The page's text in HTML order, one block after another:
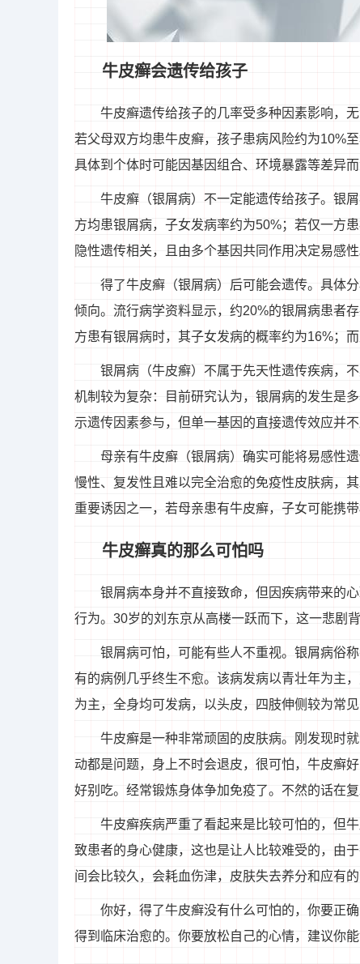
牛皮癣会遗传给孩子
牛皮癣遗传给孩子的几率受多种因素影响，
若父母双方均患牛皮癣，孩子患病风险约为10%
具体到个体时可能因基因组合、环境暴露等差异而
牛皮癣（银屑病）不一定能遗传给孩子。银
方均患银屑病，子女发病率约为50%；若仅一方
隐性遗传相关，且由多个基因共同作用决定易感
得了牛皮癣（银屑病）后可能会遗传。具体
倾向。流行病学资料显示，约20%的银屑病患者
方患有银屑病时，其子女发病的概率约为16%；
银屑病（牛皮癣）不属于先天性遗传疾病，
机制较为复杂：目前研究认为，银屑病的发生是
示遗传因素参与，但单一基因的直接遗传效应并不
母亲有牛皮癣（银屑病）确实可能将易感性
慢性、复发性且难以完全治愈的免疫性皮肤病，
重要诱因之一，若母亲患有牛皮癣，子女可能携
牛皮癣真的那么可怕吗
银屑病本身并不直接致命，但因疾病带来的
行为。30岁的刘东京从高楼一跃而下，这一悲剧
银屑病可怕，可能有些人不重视。银屑病俗
有的病例几乎终生不愈。该病发病以青壮年为主
为主，全身均可发病，以头皮，四肢伸侧较为常见
牛皮癣是一种非常顽固的皮肤病。刚发现时
动都是问题，身上不时会退皮，很可怕，牛皮癣
好别吃。经常锻炼身体争加免疫了。不然的话在复
牛皮癣疾病严重了看起来是比较可怕的，但
致患者的身心健康，这也是让人比较难受的，由
间会比较久，会耗血伤津，皮肤失去养分和应有
你好，得了牛皮癣没有什么可怕的，你要正
得到临床治愈的。你要放松自己的心情，建议你